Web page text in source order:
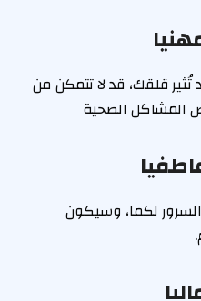
قلقك، قد لا تتمكن من
المشاكل الصحية
لكما، وسيكون